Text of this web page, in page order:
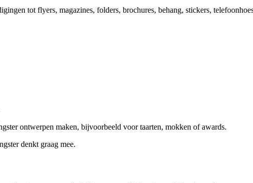
tot flyers, magazines, folders, brochures, behang, stickers,
ontwerpen maken, bijvoorbeeld voor taarten, mokken of awards.
denkt graag mee.